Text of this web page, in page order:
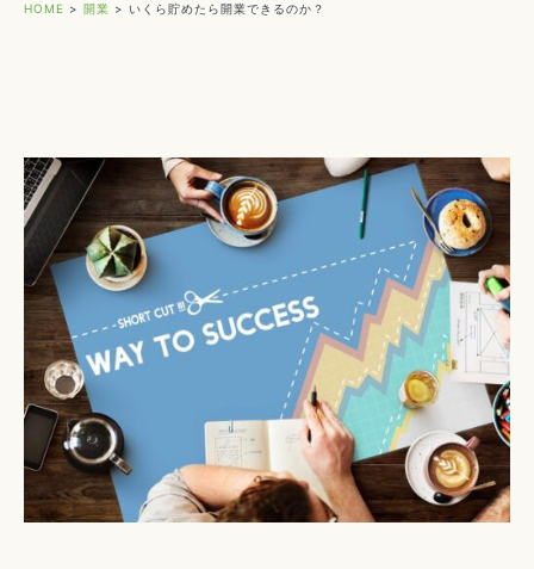
HOME > 開業 > いくら貯めたら開業できるのか？